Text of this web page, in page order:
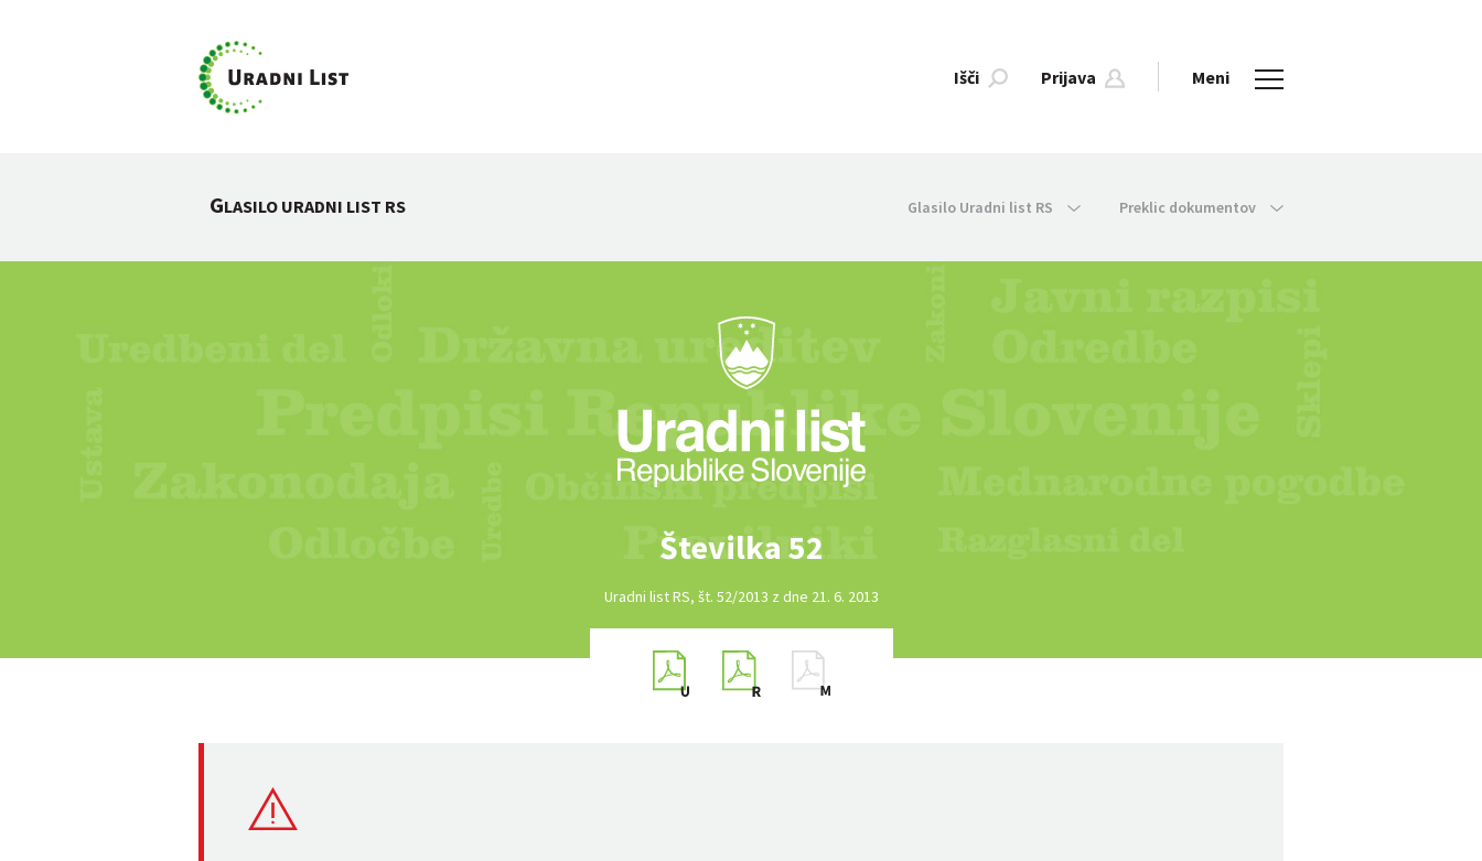
Išči Prijava Meni
GLASILO URADNI LIST RS Glasilo Uradni list RS Preklic dokumentov
Številka 52
Uradni list RS, št. 52/2013 z dne 21. 6. 2013